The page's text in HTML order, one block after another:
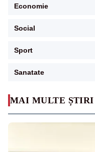
MAI MULTE
Economie
Social
Sport
Sanatate